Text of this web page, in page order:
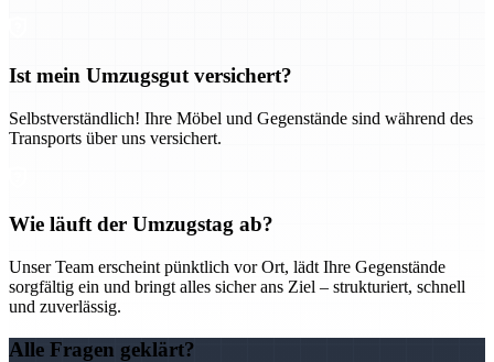
Ist mein Umzugsgut versichert?
Selbstverständlich! Ihre Möbel und Gegenstände sind während des
Transports über uns versichert.
Wie läuft der Umzugstag ab?
Unser Team erscheint pünktlich vor Ort, lädt Ihre Gegenstände
sorgfältig ein und bringt alles sicher ans Ziel – strukturiert, schnell
und zuverlässig.
Alle Fragen geklärt?